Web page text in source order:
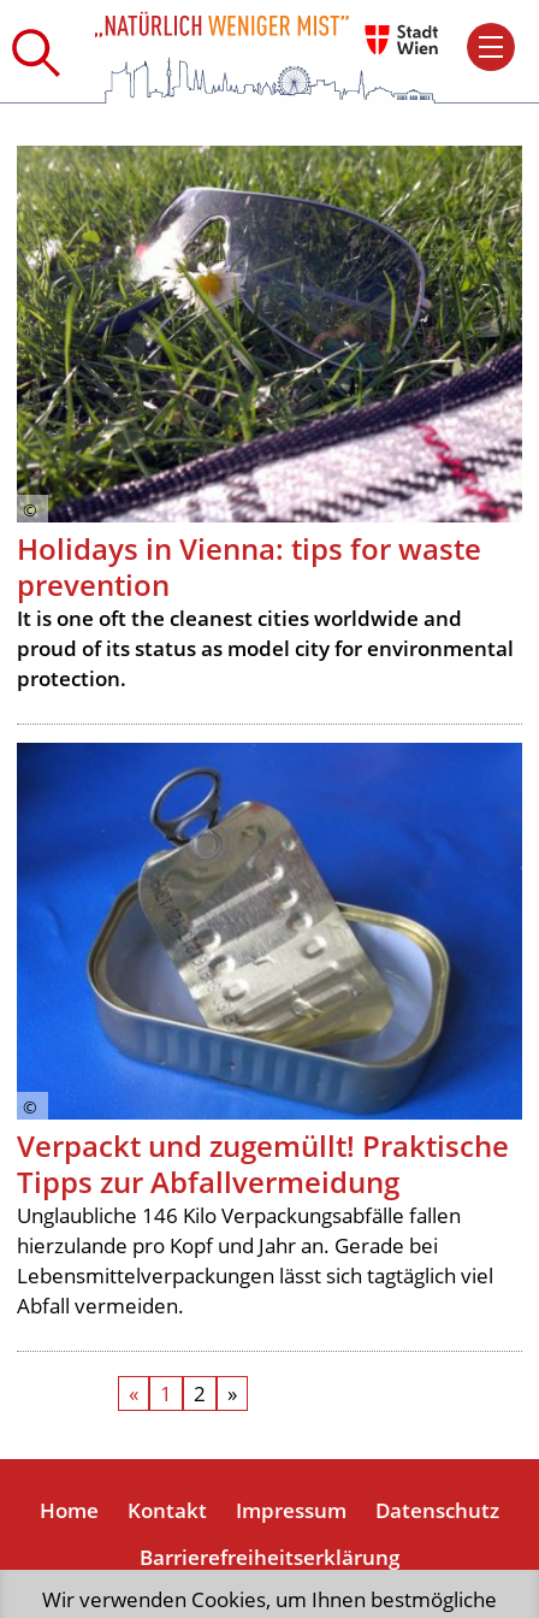
Holidays in Vienna: tips for waste
prevention
It is one oft the cleanest cities worldwide and
proud of its status as model city for environmental
protection.
Verpackt und zugemüllt! Praktische
Tipps zur Abfallvermeidung
Unglaubliche 146 Kilo Verpackungsabfälle fallen
hierzulande pro Kopf und Jahr an. Gerade bei
Lebensmittelverpackungen lässt sich tagtäglich viel
Abfall vermeiden.
« 1 2 »
Home Kontakt Impressum
Datenschutz
Barrierefreiheitserklärung
Wir verwenden Cookies, um Ihnen bestmögliche